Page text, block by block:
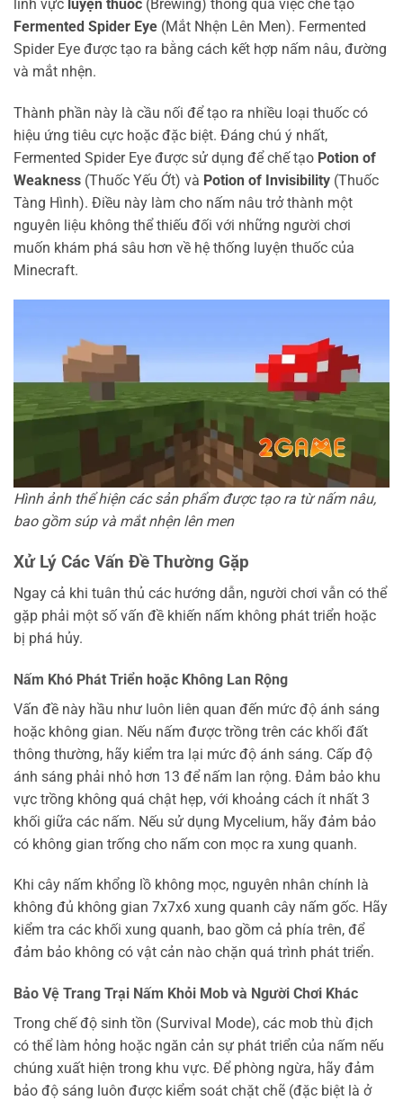
lĩnh vực luyện thuốc (Brewing) thông qua việc chế tạo
Fermented Spider Eye (Mắt Nhện Lên Men). Fermented
Spider Eye được tạo ra bằng cách kết hợp nấm nâu, đường
và mắt nhện.
Thành phần này là cầu nối để tạo ra nhiều loại thuốc có
hiệu ứng tiêu cực hoặc đặc biệt. Đáng chú ý nhất,
Fermented Spider Eye được sử dụng để chế tạo Potion of
Weakness (Thuốc Yếu Ớt) và Potion of Invisibility (Thuốc
Tàng Hình). Điều này làm cho nấm nâu trở thành một
nguyên liệu không thể thiếu đối với những người chơi
muốn khám phá sâu hơn về hệ thống luyện thuốc của
Minecraft.
Hình ảnh thể hiện các sản phẩm được tạo ra từ nấm nâu,
bao gồm súp và mắt nhện lên men
Xử Lý Các Vấn Đề Thường Gặp
Ngay cả khi tuân thủ các hướng dẫn, người chơi vẫn có thể
gặp phải một số vấn đề khiến nấm không phát triển hoặc
bị phá hủy.
Nấm Khó Phát Triển hoặc Không Lan Rộng
Vấn đề này hầu như luôn liên quan đến mức độ ánh sáng
hoặc không gian. Nếu nấm được trồng trên các khối đất
thông thường, hãy kiểm tra lại mức độ ánh sáng. Cấp độ
ánh sáng phải nhỏ hơn 13 để nấm lan rộng. Đảm bảo khu
vực trồng không quá chật hẹp, với khoảng cách ít nhất 3
khối giữa các nấm. Nếu sử dụng Mycelium, hãy đảm bảo
có không gian trống cho nấm con mọc ra xung quanh.
Khi cây nấm khổng lồ không mọc, nguyên nhân chính là
không đủ không gian 7x7x6 xung quanh cây nấm gốc. Hãy
kiểm tra các khối xung quanh, bao gồm cả phía trên, để
đảm bảo không có vật cản nào chặn quá trình phát triển.
Bảo Vệ Trang Trại Nấm Khỏi Mob và Người Chơi Khác
Trong chế độ sinh tồn (Survival Mode), các mob thù địch
có thể làm hỏng hoặc ngăn cản sự phát triển của nấm nếu
chúng xuất hiện trong khu vực. Để phòng ngừa, hãy đảm
bảo độ sáng luôn được kiểm soát chặt chẽ (đặc biệt là ở